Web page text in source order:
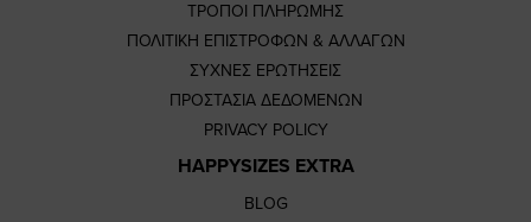
ΤΡΟΠΟΙ ΠΛΗΡΩΜΗΣ
ΠΟΛΙΤΙΚΗ ΕΠΙΣΤΡΟΦΩΝ & ΑΛΛΑΓΩΝ
ΣΥΧΝΕΣ ΕΡΩΤΗΣΕΙΣ
ΠΡΟΣΤΑΣΙΑ ΔΕΔΟΜΕΝΩΝ
PRIVACY POLICY
HAPPYSIZES EXTRA
BLOG